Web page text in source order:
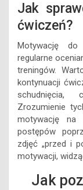
Jak
ćwiczeń?
Motywację
regularne
treningów.
kontynuacji
schudnięcia,
Zrozumienie
motywację na
postępów
zdjęć „przed i
motywacji,
Jak